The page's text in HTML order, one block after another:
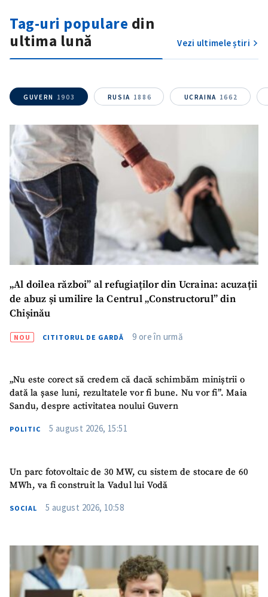
Tag-uri populare din
ultima lună
Vezi ultimele știri
GUVERN 1903 RUSIA 1886 UCRAINA 1662
„Al doilea război” al refugiaților din Ucraina: acuzații
de abuz și umilire la Centrul „Constructorul” din
Chișinău
NOU CITITORUL DE GARDĂ 9 ore în urmă
„Nu este corect să credem că dacă schimbăm miniștrii o
dată la șase luni, rezultatele vor fi bune. Nu vor fi”. Maia
Sandu, despre activitatea noului Guvern
POLITIC 5 august 2026, 15:51
Un parc fotovoltaic de 30 MW, cu sistem de stocare de 60
MWh, va fi construit la Vadul lui Vodă
SOCIAL 5 august 2026, 10:58